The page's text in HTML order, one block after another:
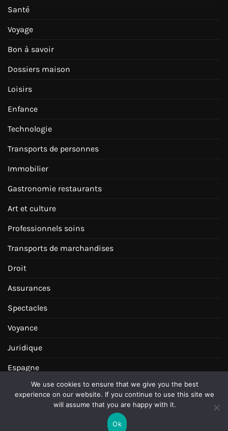
Santé
Voyage
Bon à savoir
Dossiers maison
Loisirs
Enfance
Technologie
Transports de personnes
Immobilier
Gastronomie restaurants
Art et culture
Professionnels soins
Transports de marchandises
Droit
Assurances
Spectacles
Voyance
Juridique
Espagne
AchatsWe use cookies to ensure that we give you the best
experience on our website. If you continue to use this site we
will assume that you are happy with it.
Ok